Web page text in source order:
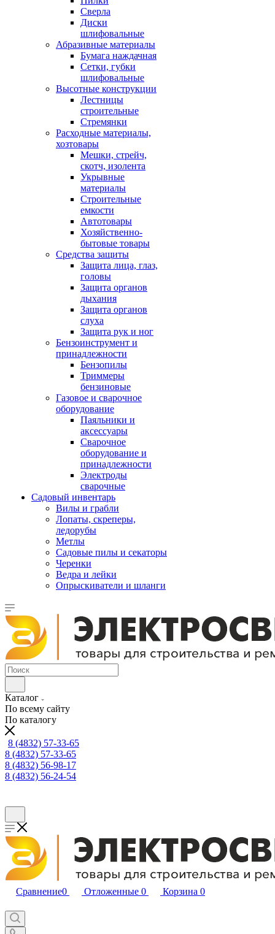
Сверла
Диски
шлифовальные
Абразивные материалы
Бумага наждачная
Сетки, губки
шлифовальные
Высотные конструкции
Лестницы
строительные
Стремянки
Расходные материалы,
хозтовары
Мешки, стрейч,
скотч, изолента
Укрывные
материалы
Строительные
емкости
Автотовары
Хозяйственно-
бытовые товары
Средства защиты
Защита лица, глаз,
головы
Защита органов
дыхания
Защита органов
слуха
Защита рук и ног
Бензоинструмент и
принадлежности
Бензопилы
Триммеры
бензиновые
Газовое и сварочное
оборудование
Паяльники и
аксессуары
Сварочное
оборудование и
принадлежности
Электроды
сварочные
Садовый инвентарь
Вилы и грабли
Лопаты, скреперы,
ледорубы
Метлы
Садовые пилы и секаторы
Черенки
Ведра и лейки
Опрыскиватели и шланги
Каталог
По всему сайту
По каталогу
8 (4832) 57-33-65
8 (4832) 57-33-65
8 (4832) 56-98-17
8 (4832) 56-24-54
Сравнение0 Отложенные 0 Корзина 0